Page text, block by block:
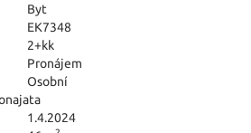
Byt
EK7348
2+kk
Pronájem
Osobní
1.4.2024